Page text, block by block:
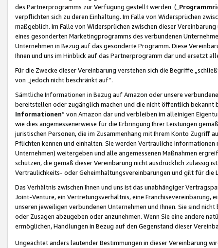
des Partnerprogramms zur Verfügung gestellt werden („
verpflichten sich zu deren Einhaltung. Im Falle von Widersprüchen
maßgeblich. Im Falle von Widersprüchen zwischen dieser
eines gesonderten Marketingprogramms des verbundenen
Unternehmen in Bezug auf das gesonderte Programm. Diese
Ihnen und uns im Hinblick auf das Partnerprogramm dar und ersetzt
Für die Zwecke dieser Vereinbarung verstehen sich die Begriffe
von „jedoch nicht beschränkt auf“.
Sämtliche Informationen in Bezug auf Amazon oder unsere
bereitstellen oder zugänglich machen und die nicht öffentlich
Informationen“ von Amazon dar und verbleiben im alleinigen
wie dies angemessenerweise für die Erbringung Ihrer Leistungen
juristischen Personen, die im Zusammenhang mit Ihrem Konto
Pflichten kennen und einhalten. Sie werden Vertrauliche
Unternehmen) weitergeben und alle angemessenen Maßnahmen
schützen, die gemäß dieser Vereinbarung nicht ausdrücklich zulässig
Vertraulichkeits- oder Geheimhaltungsvereinbarungen und gilt für die
Das Verhältnis zwischen Ihnen und uns ist das unabhängiger
Joint-Venture, ein Vertretungsverhältnis, eine Franchisevereinbarung,
unseren jeweiligen verbundenen Unternehmen und Ihnen. Sie sind
oder Zusagen abzugeben oder anzunehmen. Wenn Sie eine andere
ermöglichen, Handlungen in Bezug auf den Gegenstand dieser
Ungeachtet anders lautender Bestimmungen in dieser Vereinbarung